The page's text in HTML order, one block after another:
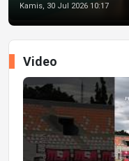
Kamis, 30 Jul 2026 10:17
Video